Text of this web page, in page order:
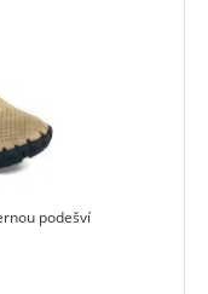
podešví